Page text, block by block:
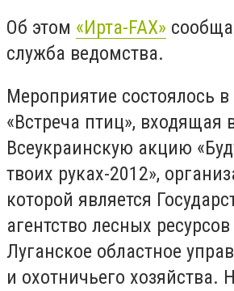
Об этом «Ирта-FAX»
служба ведомства.
Мероприятие состоялось
«Встреча птиц», входящая
Всеукраинскую акцию
твоих руках-2012»,
которой является
агентство лесных
Луганское областное
и охотничьего хозяйства.